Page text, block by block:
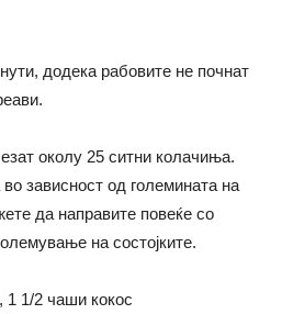
додека рабовите не почнат
околу 25 ситни колачиња.
зависност од големината на
да направите повеќе со
на состојките.
1 1/2 чаши кокос